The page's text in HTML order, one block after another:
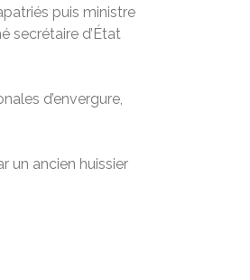
puis ministre
secrétaire d’État
d’envergure,
un ancien huissier